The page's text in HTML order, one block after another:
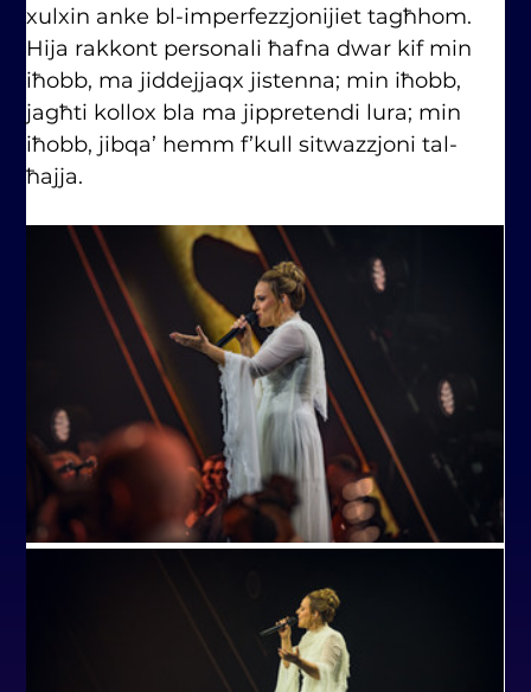
xulxin anke bl-imperfezzjonijiet tagħhom.
Hija rakkont personali ħafna dwar kif min
iħobb, ma jiddejjaqx jistenna; min iħobb,
jagħti kollox bla ma jippretendi lura; min
iħobb, jibqa’ hemm f’kull sitwazzjoni tal-
ħajja.